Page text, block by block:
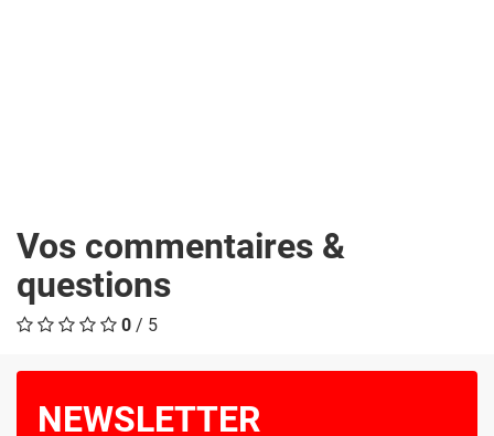
Vos commentaires &
questions
0 / 5
NEWSLETTER